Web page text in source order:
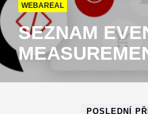
WEBAREAL
SEZNAM
POSLEDNÍ